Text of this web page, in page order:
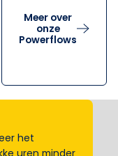
Meer over
onze
Powerflows
het